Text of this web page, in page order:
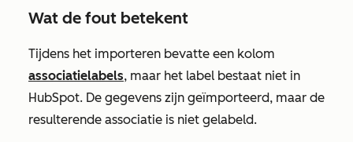
Wat de fout betekent
Tijdens het importeren bevatte een kolom
associatielabels, maar het label bestaat niet in
HubSpot. De gegevens zijn geïmporteerd, maar de
resulterende associatie is niet gelabeld.